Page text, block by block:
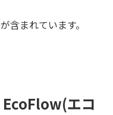
含まれています。
EcoFlow(エコ